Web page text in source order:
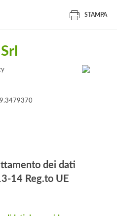
STAMPA
dei dati
14 Reg.to UE